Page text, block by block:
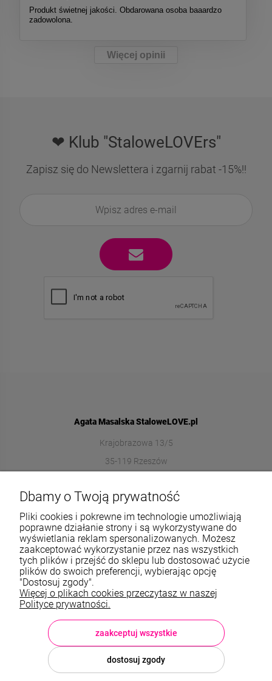
Produkt świetnej jakości. Obdarowana osoba baaardzo
zadowolona.
Więcej opinii
❤ Klub "StaloweLOVErs"
Zapisz się do Newslettera i zgarnij rabat -15%!!
Agata Masalska StaloweLOVE.pl
Krajobrazowa 13/5
35-119 Rzeszów
572989669
Informacje
O nas
TWOJE KONTO
Sklep: StaloweLOVE, Krajobrazowa 13/5, 35-119 Rzeszów, woj.
podkarpackie, NIP: 8133612433, tel.:572 989 669
sklep@stalowelove.com.pl
Dbamy o Twoją prywatność
Pliki cookies i pokrewne im technologie umożliwiają
poprawne działanie strony i są wykorzystywane do
wyświetlania reklam spersonalizowanych. Możesz
zaakceptować wykorzystanie przez nas wszystkich
tych plików i przejść do sklepu lub dostosować użycie
plików do swoich preferencji, wybierając opcję
"Dostosuj zgody".
Więcej o plikach cookies przeczytasz w naszej
Polityce prywatności.
dostosuj zgody
zaakceptuj wszystkie